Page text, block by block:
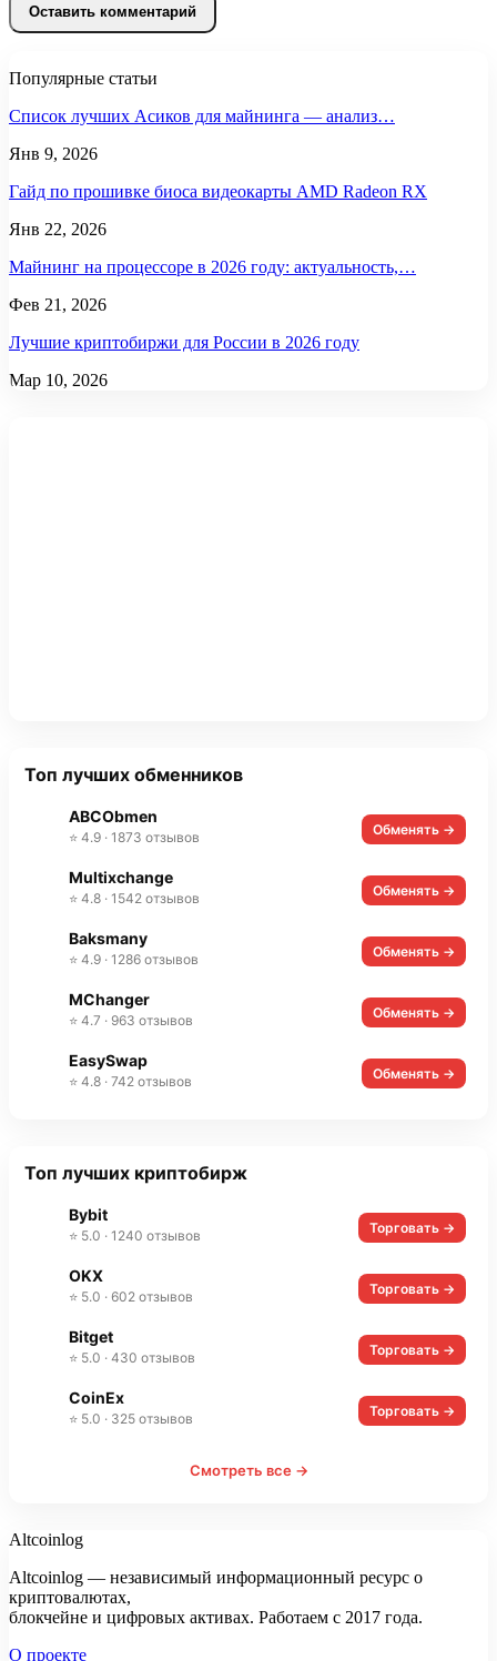
Популярные статьи
Список лучших Асиков для майнинга — анализ…
Янв 9, 2026
Гайд по прошивке биоса видеокарты AMD Radeon RX
Янв 22, 2026
Майнинг на процессоре в 2026 году: актуальность,…
Фев 21, 2026
Лучшие криптобиржи для России в 2026 году
Мар 10, 2026
Топ лучших обменников
ABCObmen
⭐ 4.9 · 1873 отзывов Обменять →
Multixchange
⭐ 4.8 · 1542 отзывов Обменять →
Baksmany
⭐ 4.9 · 1286 отзывов Обменять →
MChanger
⭐ 4.7 · 963 отзывов Обменять →
EasySwap
⭐ 4.8 · 742 отзывов Обменять →
Топ лучших криптобирж
Bybit
⭐ 5.0 · 1240 отзывов Торговать →
OKX
⭐ 5.0 · 602 отзывов Торговать →
Bitget
⭐ 5.0 · 430 отзывов Торговать →
CoinEx
⭐ 5.0 · 325 отзывов Торговать →
Смотреть все →
Altcoinlog
Altcoinlog — независимый информационный ресурс о
криптовалютах,
блокчейне и цифровых активах. Работаем с 2017 года.
О проекте